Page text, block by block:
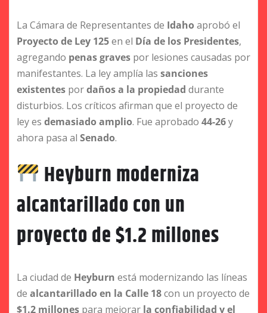
La Cámara de Representantes de Idaho aprobó el
Proyecto de Ley 125en el Día de los Presidentes,
agregando penas graves por lesiones causadas por
manifestantes. La ley amplía las sanciones
existentes pordaños a la propiedad durante
disturbios. Los críticos afirman que el proyecto de
ley es demasiado amplio. Fue aprobado 44-26y
ahora pasa al Senado.
Heyburn moderniza
alcantarillado con un
proyecto de $1.2 millones
La ciudad de Heyburn está modernizando las líneas
de alcantarillado en la Calle 18con un proyecto de
$1.2 millones para mejorar la confiabilidad y el